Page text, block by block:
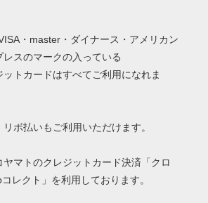
・master・ダイナース・アメリカン
レスのマークの入っている
トカードはすべてご利用になれま
ボ払いもご利用いただけます。
ヤマトのクレジットカード決済「クロ
レクト」を利用しております。